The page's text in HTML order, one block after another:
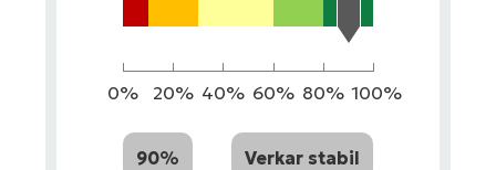
0% 20% 40% 60% 80% 100%
90% Verkar stabil